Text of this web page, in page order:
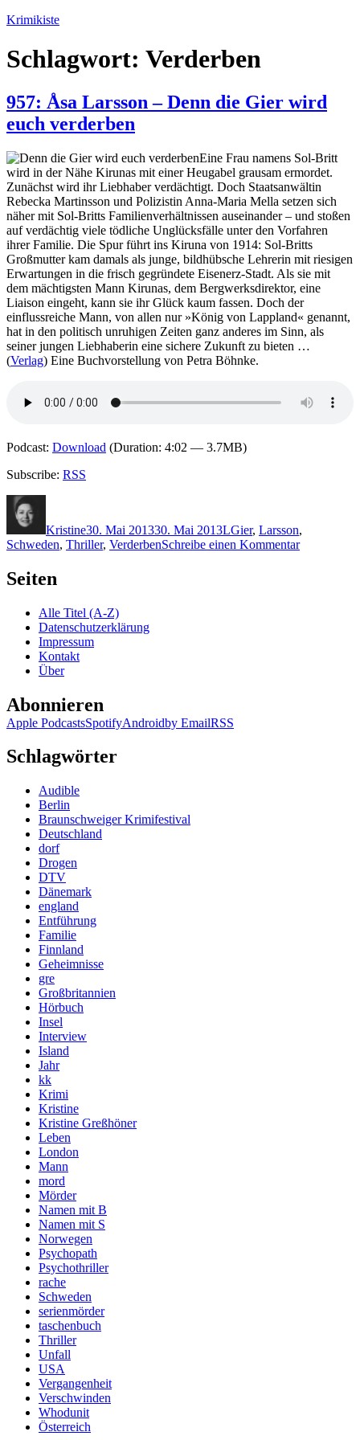
Zum
springen
Krimikiste
Schlagwort: Verderben
957: Åsa Larsson – Denn die Gier wird
euch verderben
Eine Frau namens Sol-Britt
wird in der Nähe Kirunas mit einer Heugabel grausam ermordet.
Zunächst wird ihr Liebhaber verdächtigt. Doch Staatsanwältin
Rebecka Martinsson und Polizistin Anna-Maria Mella setzen sich
näher mit Sol-Britts Familienverhältnissen auseinander – und stoßen
auf verdächtig viele tödliche Unglücksfälle unter den Vorfahren
ihrer Familie. Die Spur führt ins Kiruna von 1914: Sol-Britts
Großmutter kam damals als junge, bildhübsche Lehrerin mit riesigen
Erwartungen in die frisch gegründete Eisenerz-Stadt. Als sie mit
dem mächtigsten Mann Kirunas, dem Bergwerksdirektor, eine
Liaison eingeht, kann sie ihr Glück kaum fassen. Doch der
einflussreiche Mann, von allen nur »König von Lappland« genannt,
hat in den politisch unruhigen Zeiten ganz anderes im Sinn, als
seiner jungen Liebhaberin eine sichere Zukunft zu bieten …
(Verlag) Eine Buchvorstellung von Petra Böhnke.
Podcast: Download (Duration: 4:02 — 3.7MB)
Subscribe: RSS
Kristine30. Mai 201330. Mai 2013LGier, Larsson,
Schweden, Thriller, VerderbenSchreibe einen Kommentarzu
Seiten
Alle Titel (A-Z)
Datenschutzerklärung
Impressum
Kontakt
Über
Abonnieren
Apple PodcastsSpotifyAndroidby EmailRSS
Schlagwörter
Audible
Berlin
Braunschweiger Krimifestival
Deutschland
dorf
Drogen
DTV
Dänemark
england
Entführung
Familie
Finnland
Geheimnisse
gre
Großbritannien
Hörbuch
Insel
Interview
Island
Jahr
kk
Krimi
Kristine
Kristine Greßhöner
Leben
London
Mann
mord
Mörder
Namen mit B
Namen mit S
Norwegen
Psychopath
Psychothriller
rache
Schweden
serienmörder
taschenbuch
Thriller
Unfall
USA
Vergangenheit
Verschwinden
Whodunit
Österreich